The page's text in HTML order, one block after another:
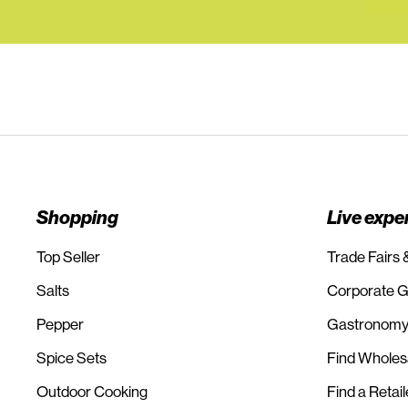
Shopping
Top Seller
Salts
Pepper
Spice Sets
Outdoor Cooking
Live
Trade Fairs
Corporate
Find
Find a